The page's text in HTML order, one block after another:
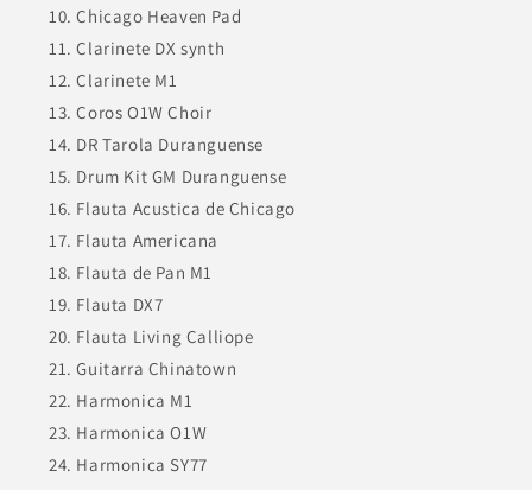
Chicago Heaven Pad
Clarinete DX synth
Clarinete M1
Coros O1W Choir
DR Tarola Duranguense
Drum Kit GM Duranguense
Flauta Acustica de Chicago
Flauta Americana
Flauta de Pan M1
Flauta DX7
Flauta Living Calliope
Guitarra Chinatown
Harmonica M1
Harmonica O1W
Harmonica SY77